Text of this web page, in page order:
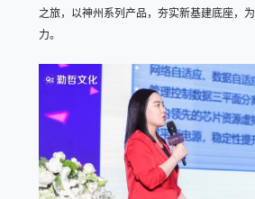
之旅，以神州系列产品，夯实新基建底座，
力。